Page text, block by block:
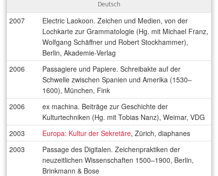
Deutsch
2007
Electric Laokoon. Zeichen und Medien, von der
Lochkarte zur Grammatologie (Hg. mit Michael Franz,
Wolfgang Schäffner und Robert Stockhammer),
Berlin, Akademie-Verlag
2006
Passagiere und Papiere. Schreibakte auf der
Schwelle zwischen Spanien und Amerika (1530–
1600), München, Fink
2006
ex machina. Beiträge zur Geschichte der
Kulturtechniken (Hg. mit Tobias Nanz), Weimar, VDG
2003
Europa: Kultur der Sekretäre, Zürich, diaphanes
2003
Passage des Digitalen. Zeichenpraktiken der
neuzeitlichen Wissenschaften 1500–1900, Berlin,
Brinkmann & Bose